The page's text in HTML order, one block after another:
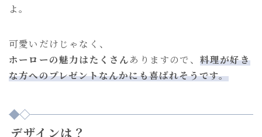
よ。
可愛いだけじゃなく、
ホーローの魅力はたくさんありますので、 料理が好き
な方へのプレゼントなんかにも喜ばれそうです。
デザインは？